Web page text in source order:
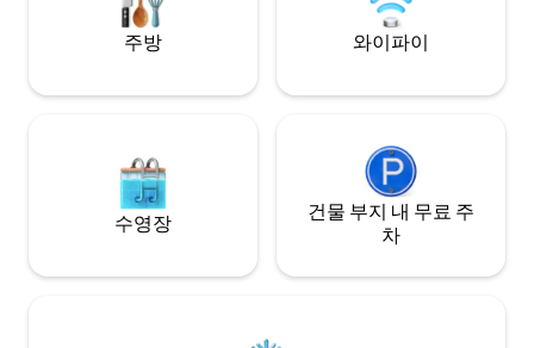
하게 조화를 이루고 있습니다.
주방 와이파이
수영장
건물 부지 내 무료 주
차